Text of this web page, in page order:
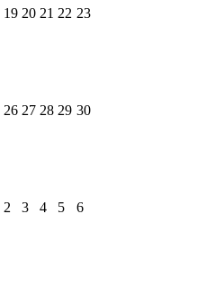
19 20 21 22 23
26 27 28 29 30
2 3 4 5 6